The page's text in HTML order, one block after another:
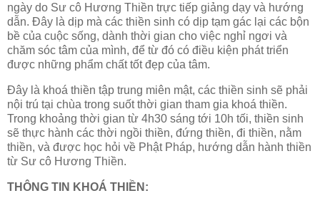
ngày do Sư cô Hương Thiền trực tiếp giảng dạy và hướng
dẫn. Đây là dịp mà các thiền sinh có dịp tạm gác lại các bộn
bề của cuộc sống, dành thời gian cho việc nghỉ ngơi và
chăm sóc tâm của mình, để từ đó có điều kiện phát triển
được những phẩm chất tốt đẹp của tâm.
Đây là khoá thiền tập trung miên mật, các thiền sinh sẽ phải
nội trú tại chùa trong suốt thời gian tham gia khoá thiền.
Trong khoảng thời gian từ 4h30 sáng tới 10h tối, thiền sinh
sẽ thực hành các thời ngồi thiền, đứng thiền, đi thiền, nằm
thiền, và được học hỏi về Phật Pháp, hướng dẫn hành thiền
từ Sư cô Hương Thiền.
THÔNG TIN KHOÁ THIỀN: